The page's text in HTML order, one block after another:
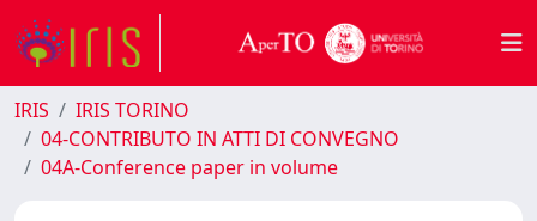
IRIS
IRIS TORINO
04-CONTRIBUTO IN ATTI DI CONVEGNO
04A-Conference paper in volume